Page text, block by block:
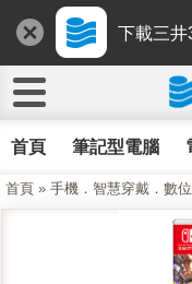
下載三
首頁 筆記型電腦
首頁 » 手機．智慧穿戴．數位